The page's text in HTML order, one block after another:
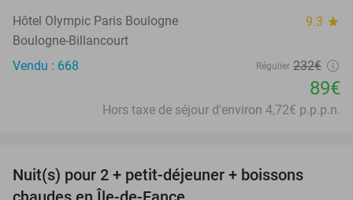
Hôtel Olympic Paris Boulogne 9.3 star
Boulogne-Billancourt
Vendu : 668
Régulier 232€
89€
Hors taxe de séjour d'environ 4,72€ p.p.p.n.
Nuit(s) pour 2 + petit-déjeuner + boissons